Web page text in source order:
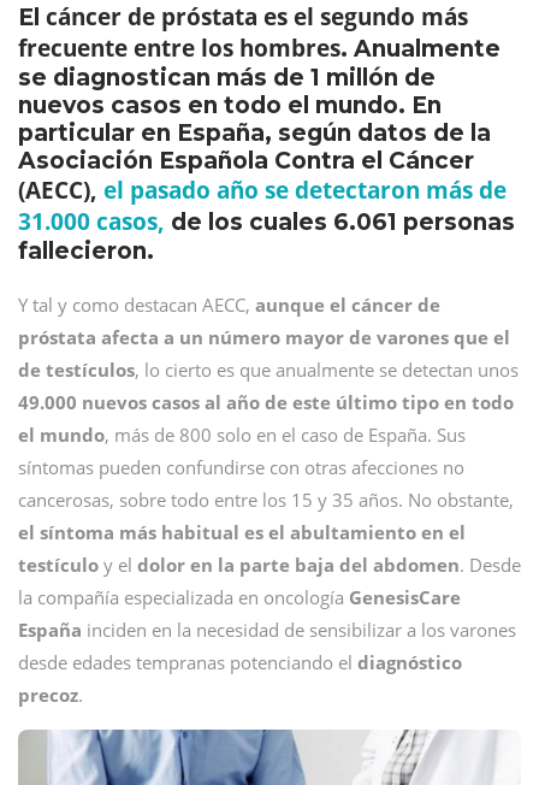
El cáncer de próstata es el segundo más
frecuente entre los hombres. Anualmente
se diagnostican más de 1 millón de
nuevos casos en todo el mundo. En
particular en España, según datos de la
Asociación Española Contra el Cáncer
(AECC), el pasado año se detectaron más de
31.000 casos, de los cuales 6.061 personas
fallecieron.
Y tal y como destacan AECC, aunque el cáncer de
próstata afecta a un número mayor de varones que el
de testículos, lo cierto es que anualmente se detectan unos
49.000 nuevos casos al año de este último tipo en todo
el mundo, más de 800 solo en el caso de España. Sus
síntomas pueden confundirse con otras afecciones no
cancerosas, sobre todo entre los 15 y 35 años. No obstante,
el síntoma más habitual es el abultamiento en el
testículo y el dolor en la parte baja del abdomen. Desde
la compañía especializada en oncología GenesisCare
España inciden en la necesidad de sensibilizar a los varones
desde edades tempranas potenciando el diagnóstico
precoz.